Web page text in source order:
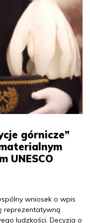
górnicze”
UNESCO
wniosek o wpis
reprezentatywną
ludzkości. Decyzja o